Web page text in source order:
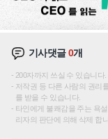
기사댓글0개
200자까지 쓰실 수 있습니다
저작권 등 다른 사람의 권리
를 받을 수 있습니다.
타인에게 불쾌감을 주는 욕
리자의 판단에 의해 삭제 합